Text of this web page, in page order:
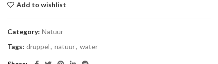
Add to wishlist
Category: Natuur
Tags: druppel, natuur, water